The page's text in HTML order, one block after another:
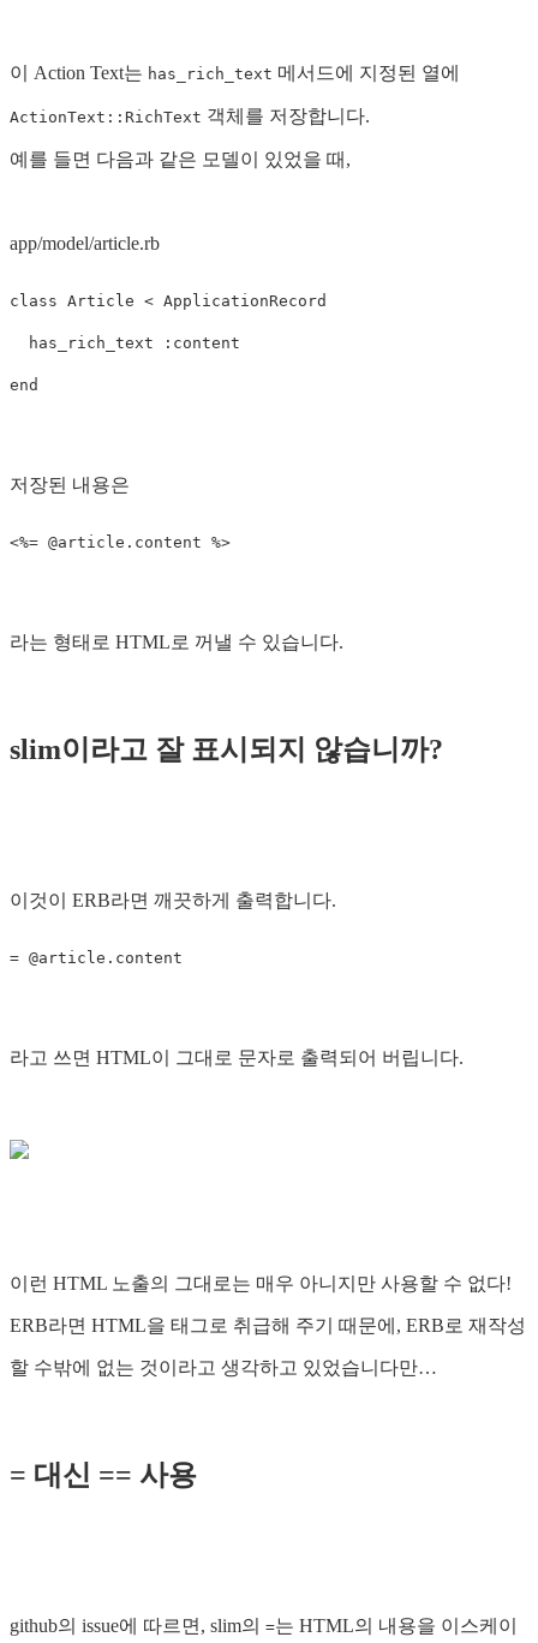
이 Action Text는 has_rich_text 메서드에 지정된 열에
ActionText::RichText 객체를 저장합니다.
예를 들면 다음과 같은 모델이 있었을 때,
app/model/article.rb
class Article < ApplicationRecord
has_rich_text :content
end
저장된 내용은
<%= @article . content %>
라는 형태로 HTML로 꺼낼 수 있습니다.
slim이라고 잘 표시되지 않습니까?
이것이 ERB라면 깨끗하게 출력합니다.
= @article . content
라고 쓰면 HTML이 그대로 문자로 출력되어 버립니다.
이런 HTML 노출의 그대로는 매우 아니지만 사용할 수 없다!
ERB라면 HTML을 태그로 취급해 주기 때문에, ERB로 재작성
할 수밖에 없는 것이라고 생각하고 있었습니다만…
= 대신 == 사용
github의 issue에 따르면, slim의 =는 HTML의 내용을 이스케이